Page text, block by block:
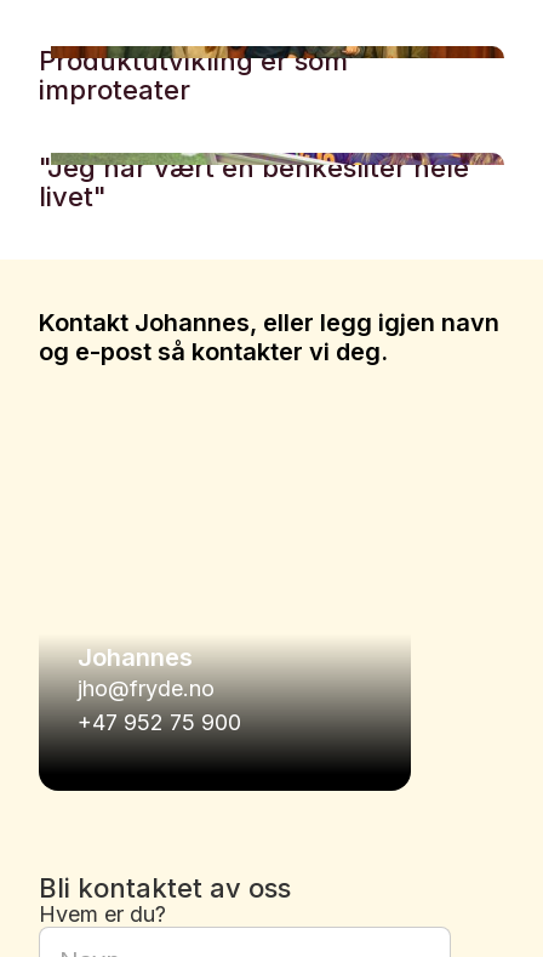
Produktutvikling er som
improteater
"Jeg har vært en benkesliter hele
livet"
Kontakt Johannes, eller legg igjen navn
og e-post så kontakter vi deg.
Johannes
jho@fryde.no
+47 952 75 900
Bli kontaktet av oss
Hvem er du?